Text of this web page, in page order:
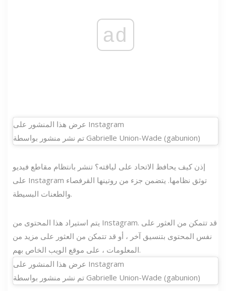
ad
عرض هذا المنشور على Instagram
تم نشر منشور بواسطة Gabrielle Union-Wade (gabunion)
إذن كيف يحافظ الاتحاد على لياقته؟ تنشر بانتظام مقاطع فيديو
على Instagram توثق نظامها. يتضمن جزء من روتينها القرفصاء
والطعنات البسيطة.
يتم استيراد هذا المحتوى من Instagram. قد تتمكن من العثور على
نفس المحتوى بتنسيق آخر ، أو قد تتمكن من العثور على مزيد من
المعلومات ، على موقع الويب الخاص بهم.
عرض هذا المنشور على Instagram
تم نشر منشور بواسطة Gabrielle Union-Wade (gabunion)